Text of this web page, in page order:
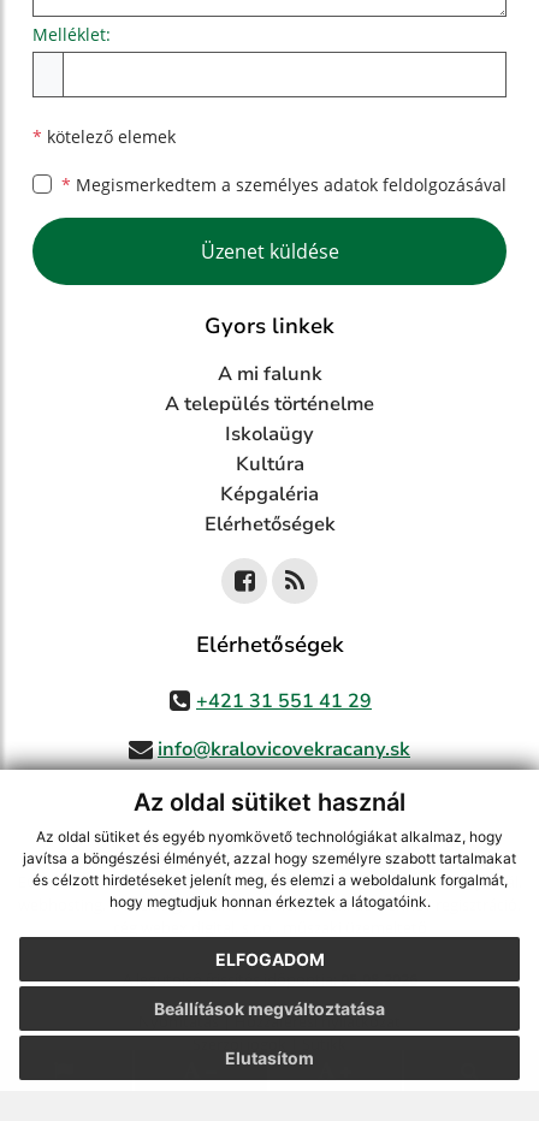
Az oldal sütiket használ
Az oldal sütiket és egyéb nyomkövető technológiákat alkalmaz, hogy
javítsa a böngészési élményét, azzal hogy személyre szabott tartalmakat
és célzott hirdetéseket jelenít meg, és elemzi a weboldalunk forgalmát,
hogy megtudjuk honnan érkeztek a látogatóink.
ELFOGADOM
Elutasítom
Beállítások megváltoztatása
Melléklet:
* kötelező elemek
* Megismerkedtem a személyes adatok feldolgozásával
Google reCaptcha Response
Üzenet küldése
Gyors linkek
A mi falunk
A település történelme
Iskolaügy
Kultúra
Képgaléria
Elérhetőségek
Elérhetőségek
+421 31 551 41 29
info@kralovicovekracany.sk
jusson a legfrissebb információkhoz az RSS csatornánkon keresztűl,
ECHELON 2 tartalomkezelő rendszer,Honlap térkép,Internetes portál
webex.digital, s.r.o.,doménnevek ,doménnév regisztráció
A legutolsó frissítés időpontja:05.08.2026
Nyomtatás|Hozzáférési nyilatkozat